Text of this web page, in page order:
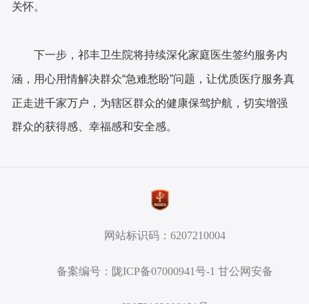
关怀。
下一步，祁丰卫生院将持续深化家庭医生签约服务内
涵，用心用情解决群众“急难愁盼”问题，让优质医疗服务真
正走进千家万户，为辖区群众的健康保驾护航，切实增强
群众的获得感、幸福感和安全感。
网站标识码：6207210004
备案编号：陇ICP备07000941号-1 甘公网安备